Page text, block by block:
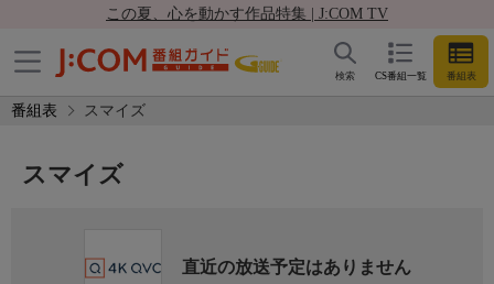
この夏、心を動かす作品特集 | J:COM TV
CS番組一覧 番組表
検索
番組表 スマイズ
スマイズ
直近の放送予定はありません